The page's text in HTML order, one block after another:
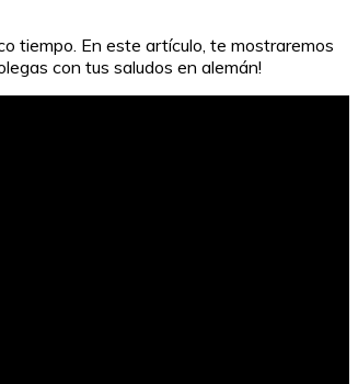
tiempo. En este artículo, te mostraremos
con tus saludos en alemán!